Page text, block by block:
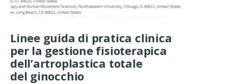
Linee guida di pratica clinica
per la gestione fisioterapica
dell’artroplastica totale
del ginocchio